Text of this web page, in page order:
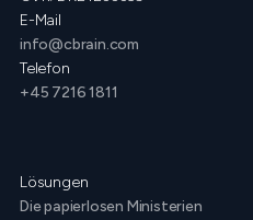
E-Mail
info@cbrain.com
Telefon
+45 7216 1811
Lösungen
Die papierlosen Ministerien